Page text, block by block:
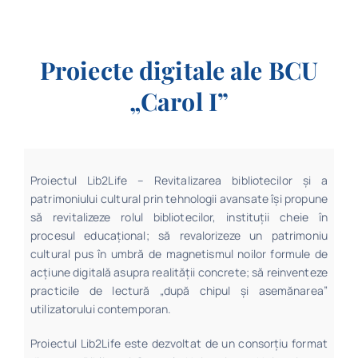
Biblioteca digitală
Proiecte digitale ale BCU
„Carol I”
Proiectul Lib2Life – Revitalizarea bibliotecilor și a
patrimoniului cultural prin tehnologii avansate îşi propune
să revitalizeze rolul bibliotecilor, instituţii cheie în
procesul educaţional; să revalorizeze un patrimoniu
cultural pus în umbră de magnetismul noilor formule de
acţiune digitală asupra realităţii concrete; să reinventeze
practicile de lectură „după chipul şi asemănarea”
utilizatorului contemporan.
Proiectul Lib2Life este dezvoltat de un consorţiu format